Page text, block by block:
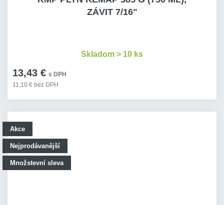
ZÁVIT 7/16"
13,43 € s DPH
11,10 € bez DPH
Skladom > 10 ks
Akce
Nejprodávanější
Množstevní sleva